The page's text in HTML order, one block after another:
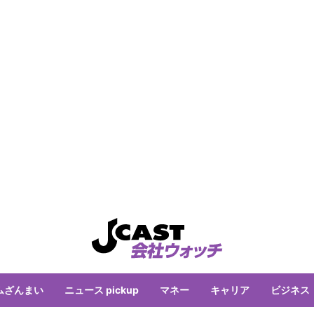
ざんまい ニュース pickup マネー キャリア ビジネス